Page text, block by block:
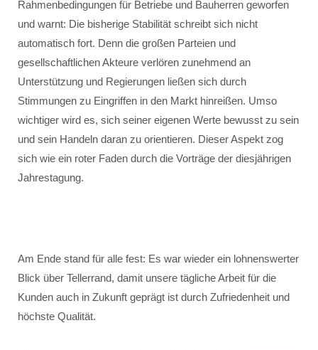
Rahmenbedingungen für Betriebe und Bauherren geworfen
und warnt: Die bisherige Stabilität schreibt sich nicht
automatisch fort. Denn die großen Parteien und
gesellschaftlichen Akteure verlören zunehmend an
Unterstützung und Regierungen ließen sich durch
Stimmungen zu Eingriffen in den Markt hinreißen. Umso
wichtiger wird es, sich seiner eigenen Werte bewusst zu sein
und sein Handeln daran zu orientieren. Dieser Aspekt zog
sich wie ein roter Faden durch die Vorträge der diesjährigen
Jahrestagung.
Am Ende stand für alle fest: Es war wieder ein lohnenswerter
Blick über Tellerrand, damit unsere tägliche Arbeit für die
Kunden auch in Zukunft geprägt ist durch Zufriedenheit und
höchste Qualität.